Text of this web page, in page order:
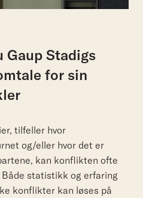
Gaup Stadigs
for sin
tilfeller hvor
og/eller hvor det er
kan konflikten ofte
statistikk og erfaring
konflikter kan løses på